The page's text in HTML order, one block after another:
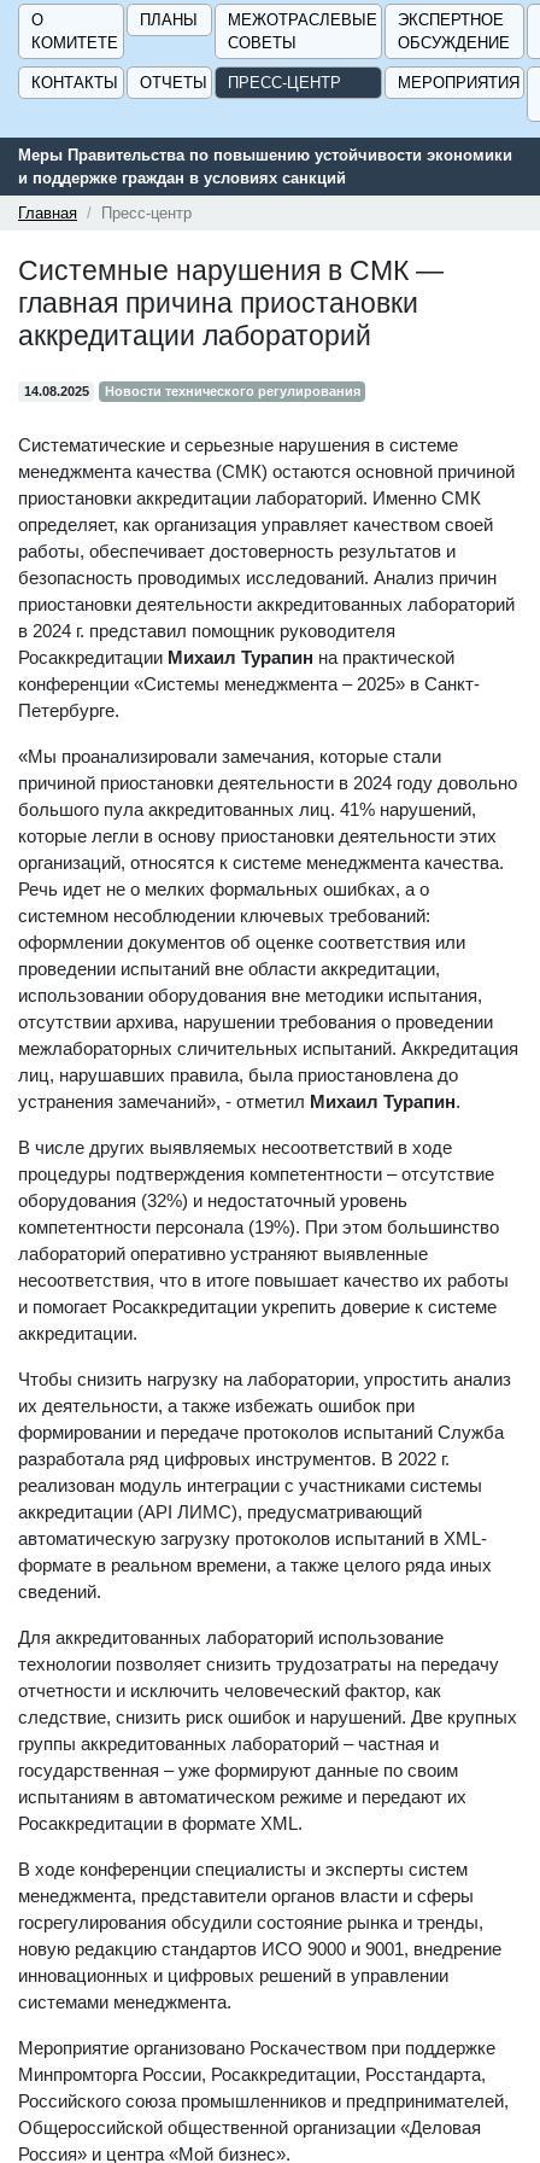
О
КОМИТЕТЕ
ПЛАНЫ
МЕЖОТРАСЛЕВЫЕ
СОВЕТЫ
ЭКСПЕРТНОЕ
ОБСУЖДЕНИЕ
КОНТАКТЫ ОТЧЕТЫ ПРЕСС-ЦЕНТР МЕРОПРИЯТИЯ
Меры Правительства по повышению устойчивости экономики
и поддержке граждан в условиях санкций
Главная
Пресс-центр
Системные нарушения в СМК —
главная причина приостановки
аккредитации лабораторий
14.08.2025 Новости технического регулирования
Систематические и серьезные нарушения в системе
менеджмента качества (СМК) остаются основной причиной
приостановки аккредитации лабораторий. Именно СМК
определяет, как организация управляет качеством своей
работы, обеспечивает достоверность результатов и
безопасность проводимых исследований. Анализ причин
приостановки деятельности аккредитованных лабораторий
в 2024 г. представил помощник руководителя
Росаккредитации Михаил Турапин на практической
конференции «Системы менеджмента – 2025» в Санкт-
Петербурге.
«Мы проанализировали замечания, которые стали
причиной приостановки деятельности в 2024 году довольно
большого пула аккредитованных лиц. 41% нарушений,
которые легли в основу приостановки деятельности этих
организаций, относятся к системе менеджмента качества.
Речь идет не о мелких формальных ошибках, а о
системном несоблюдении ключевых требований:
оформлении документов об оценке соответствия или
проведении испытаний вне области аккредитации,
использовании оборудования вне методики испытания,
отсутствии архива, нарушении требования о проведении
межлабораторных сличительных испытаний. Аккредитация
лиц, нарушавших правила, была приостановлена до
устранения замечаний», - отметил Михаил Турапин.
В числе других выявляемых несоответствий в ходе
процедуры подтверждения компетентности – отсутствие
оборудования (32%) и недостаточный уровень
компетентности персонала (19%). При этом большинство
лабораторий оперативно устраняют выявленные
несоответствия, что в итоге повышает качество их работы
и помогает Росаккредитации укрепить доверие к системе
аккредитации.
Чтобы снизить нагрузку на лаборатории, упростить анализ
их деятельности, а также избежать ошибок при
формировании и передаче протоколов испытаний Служба
разработала ряд цифровых инструментов. В 2022 г.
реализован модуль интеграции с участниками системы
аккредитации (API ЛИМС), предусматривающий
автоматическую загрузку протоколов испытаний в XML-
формате в реальном времени, а также целого ряда иных
сведений.
Для аккредитованных лабораторий использование
технологии позволяет снизить трудозатраты на передачу
отчетности и исключить человеческий фактор, как
следствие, снизить риск ошибок и нарушений. Две крупных
группы аккредитованных лабораторий – частная и
государственная – уже формируют данные по своим
испытаниям в автоматическом режиме и передают их
Росаккредитации в формате XML.
В ходе конференции специалисты и эксперты систем
менеджмента, представители органов власти и сферы
госрегулирования обсудили состояние рынка и тренды,
новую редакцию стандартов ИСО 9000 и 9001, внедрение
инновационных и цифровых решений в управлении
системами менеджмента.
Мероприятие организовано Роскачеством при поддержке
Минпромторга России, Росаккредитации, Росстандарта,
Российского союза промышленников и предпринимателей,
Общероссийской общественной организации «Деловая
Россия» и центра «Мой бизнес».